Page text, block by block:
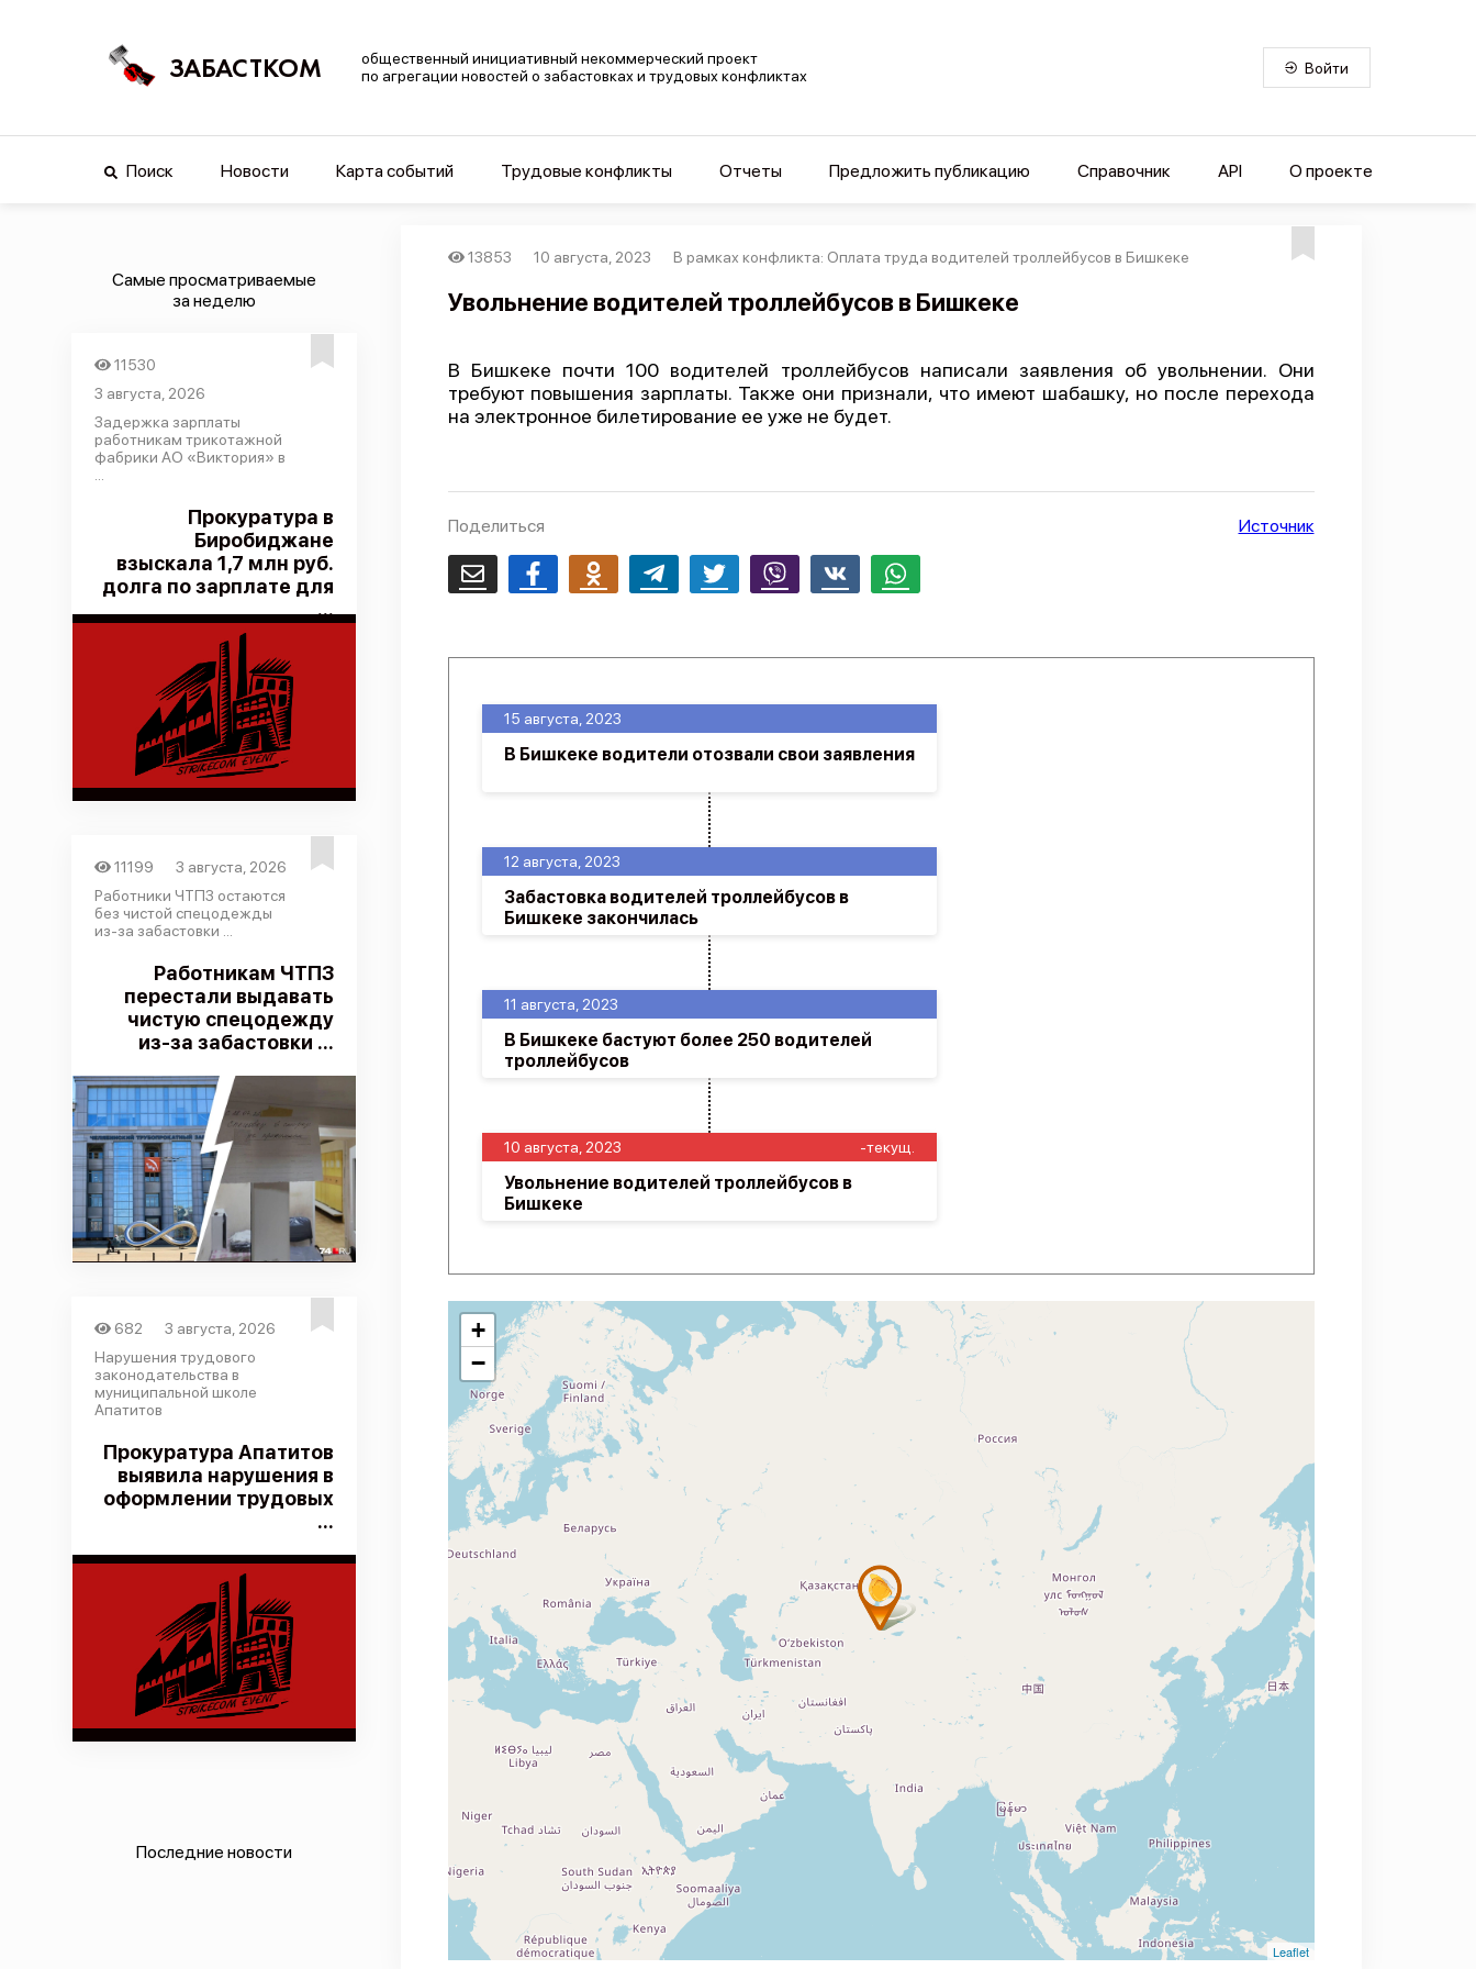
ЗАБАСТКОМ
общественный инициативный некоммерческий проект
по агрегации новостей о забастовках и трудовых конфликтах
Войти
Поиск Новости Карта событий Трудовые конфликты Отчеты Предложить публикацию Справочник API О проекте
Самые просматриваемые
за неделю
11530
3 августа, 2026
Задержка зарплаты
работникам трикотажной
фабрики АО «Виктория» в
Прокуратура в
Биробиджане
взыскала 1,7 млн руб.
долга по зарплате для
...
11199
3 августа, 2026
Работники ЧТПЗ остаются
без чистой спецодежды
из-за забастовки ...
Работникам ЧТПЗ
перестали выдавать
чистую спецодежду
из-за забастовки ...
682
3 августа, 2026
Нарушения трудового
законодательства в
муниципальной школе
Апатитов
Прокуратура Апатитов
выявила нарушения в
оформлении трудовых
...
Последние новости
13853 10 августа, 2023 В рамках конфликта: Оплата труда водителей троллейбусов в Бишкеке
Увольнение водителей троллейбусов в Бишкеке
В Бишкеке почти 100 водителей троллейбусов написали заявления об увольнении. Они
требуют повышения зарплаты. Также они признали, что имеют шабашку, но после перехода
на электронное билетирование ее уже не будет.
Поделиться
Email FacebookOdnoklassnikiTelegram Twitter Viber Whatsapp
Источник
10 августа, 2023 -текущ.
Увольнение водителей троллейбусов в
Бишкеке
11 августа, 2023
В Бишкеке бастуют более 250 водителей
троллейбусов
12 августа, 2023
Забастовка водителей троллейбусов в
Бишкеке закончилась
15 августа, 2023
В Бишкеке водители отозвали свои заявления
+
−
Leaflet